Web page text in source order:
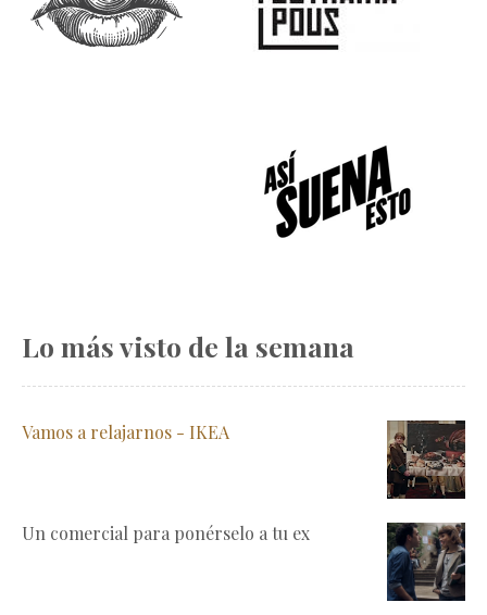
Lo más visto de la semana
Vamos a relajarnos - IKEA
Un comercial para ponérselo a tu ex